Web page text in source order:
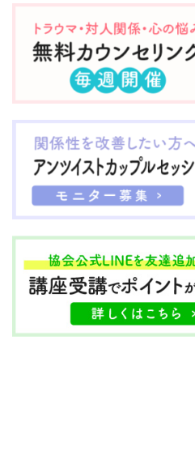
か？ ↓ 自分が姉なの
に、 いつも自分が3歳下
の妹の 機嫌を取らないと
いけなかった ＊＊ 大人
になった今も、 表面上は
仲がいいけれど、 いつも
自分が気を使っている。
＊ お母さんと まきさん
と ...